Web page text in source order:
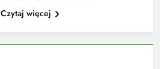
Czytaj więcej